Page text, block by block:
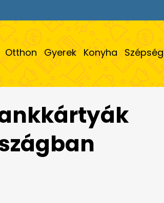
Otthon Gyerek Konyha Szépség